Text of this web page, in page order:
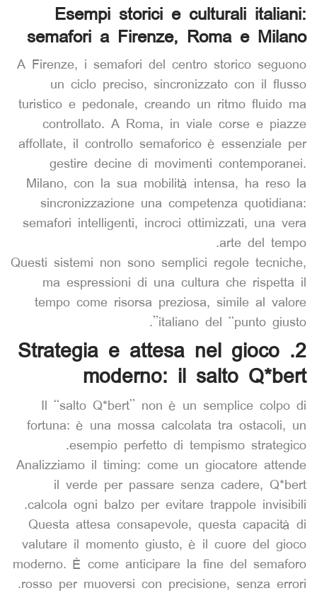
Esempi storici e culturali italiani:
semafori a Firenze, Roma e Milano
A Firenze, i semafori del centro storico seguono
un ciclo preciso, sincronizzato con il flusso
turistico e pedonale, creando un ritmo fluido ma
controllato. A Roma, in viale corse e piazze
affollate, il controllo semaforico è essenziale per
gestire decine di movimenti contemporanei.
Milano, con la sua mobilità intensa, ha reso la
sincronizzazione una competenza quotidiana:
semafori intelligenti, incroci ottimizzati, una vera
arte del tempo.
Questi sistemi non sono semplici regole tecniche,
ma espressioni di una cultura che rispetta il
tempo come risorsa preziosa, simile al valore
italiano del “punto giusto”.
2. Strategia e attesa nel gioco
moderno: il salto Q*bert
Il “salto Q*bert” non è un semplice colpo di
fortuna: è una mossa calcolata tra ostacoli, un
esempio perfetto di tempismo strategico.
Analizziamo il timing: come un giocatore attende
il verde per passare senza cadere, Q*bert
calcola ogni balzo per evitare trappole invisibili.
Questa attesa consapevole, questa capacità di
valutare il momento giusto, è il cuore del gioco
moderno. È come anticipare la fine del semaforo
rosso per muoversi con precisione, senza errori.